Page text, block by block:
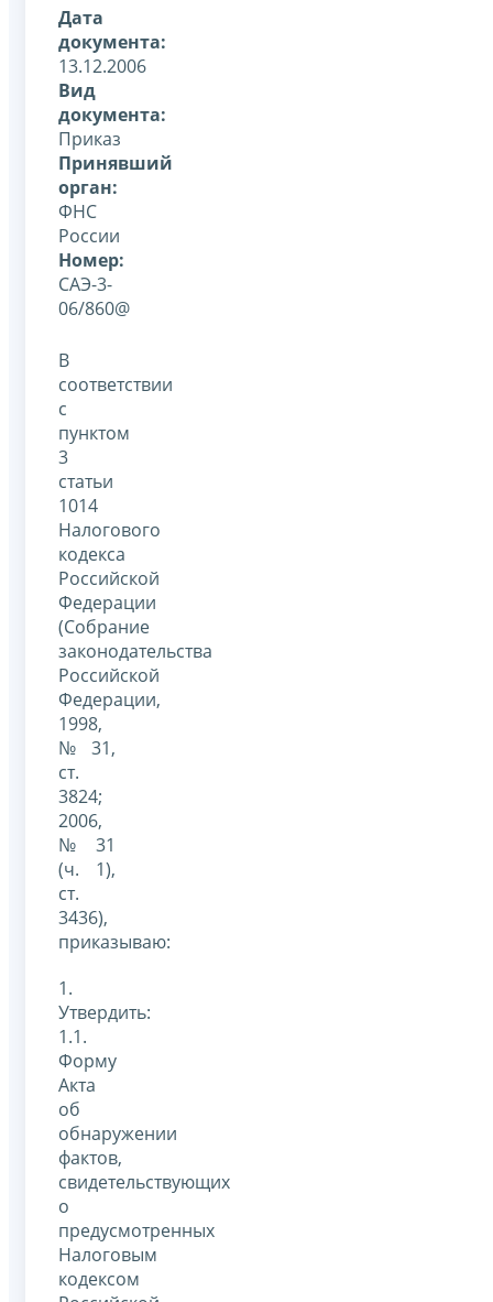
Дата
документа:
13.12.2006
Вид
документа:
Приказ
Принявший
орган:
ФНС
России
Номер:
САЭ-3-
06/860@
В
соответствии
с
пунктом
3
статьи
1014
Налогового
кодекса
Российской
Федерации
(Собрание
законодательства
Российской
Федерации,
1998,
№ 31,
ст.
3824;
2006,
№ 31
(ч. 1),
ст.
3436),
приказываю:
1.
Утвердить:
1.1.
Форму
Акта
об
обнаружении
фактов,
свидетельствующих
о
предусмотренных
Налоговым
кодексом